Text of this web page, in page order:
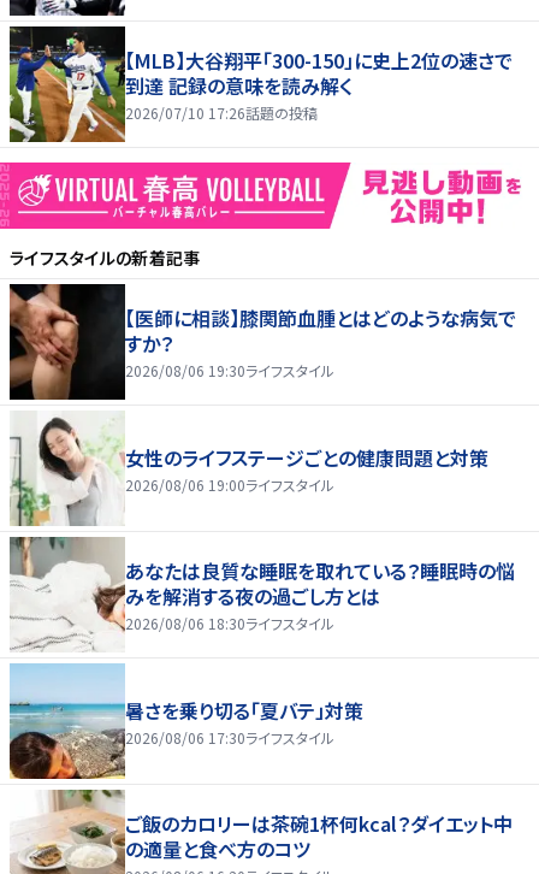
【MLB】大谷翔平「300-150」に史上2位の速さで
到達 記録の意味を読み解く
2026/07/10 17:26話題の投稿
ライフスタイルの新着記事
【医師に相談】膝関節血腫とはどのような病気で
すか？
2026/08/06 19:30ライフスタイル
女性のライフステージごとの健康問題と対策
2026/08/06 19:00ライフスタイル
あなたは良質な睡眠を取れている？睡眠時の悩
みを解消する夜の過ごし方とは
2026/08/06 18:30ライフスタイル
暑さを乗り切る「夏バテ」対策
2026/08/06 17:30ライフスタイル
ご飯のカロリーは茶碗1杯何kcal？ダイエット中
の適量と食べ方のコツ